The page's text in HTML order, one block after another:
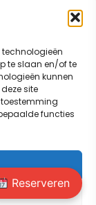
technologieën
te slaan en/of te
kunnen
site
toestemming
functies
Reserveren